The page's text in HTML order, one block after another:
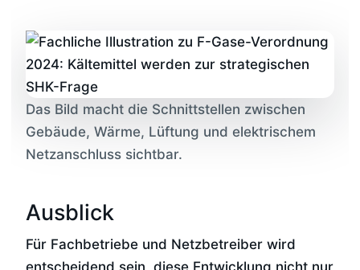
Das Bild macht die Schnittstellen zwischen
Gebäude, Wärme, Lüftung und elektrischem
Netzanschluss sichtbar.
Ausblick
Für Fachbetriebe und Netzbetreiber wird
entscheidend sein, diese Entwicklung nicht nur